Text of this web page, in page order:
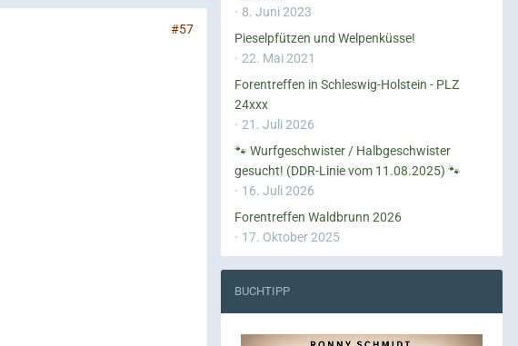
#57
8. Juni 2023
Pieselpfützen und Welpenküsse!
22. Mai 2021
Forentreffen in Schleswig-Holstein - PLZ
24xxx
21. Juli 2026
🐾 Wurfgeschwister / Halbgeschwister
gesucht! (DDR-Linie vom 11.08.2025) 🐾
16. Juli 2026
Forentreffen Waldbrunn 2026
17. Oktober 2025
BUCHTIPP